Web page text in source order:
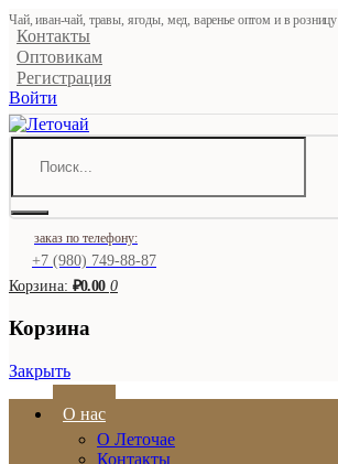
Чай, иван-чай, травы, ягоды, мед, варенье оптом и в розницу
Контакты
Оптовикам
Регистрация
Войти
заказ по телефону:
+7 (980) 749-88-87
Корзина: ₽0.00 0
Корзина
Закрыть
О нас
О Леточае
Контакты